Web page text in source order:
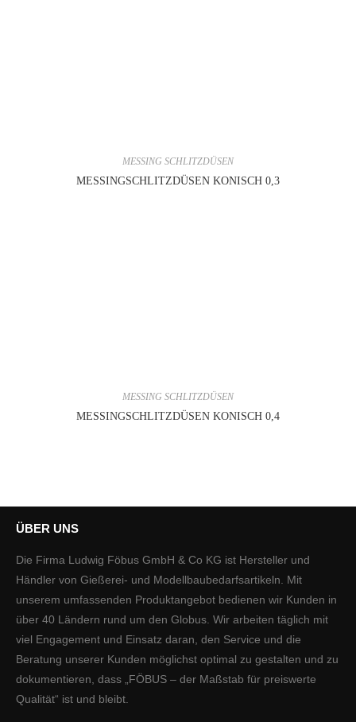
MESSING SCHLITZDÜSEN
MESSINGSCHLITZDÜSEN KONISCH 0,3
MESSING SCHLITZDÜSEN
MESSINGSCHLITZDÜSEN KONISCH 0,4
ÜBER UNS
Die Firma Ludwig Föbus GmbH & Co KG ist Hersteller und
Händler von Gießerei- und Modellbaubedarfsartikeln. Mit
unserem umfassenden Produktangebot bedienen wir Kunden in
über 40 Ländern rund um den Globus. Wir arbeiten täglich mit
viel Engagement und Einsatz daran, den Service und die
Beratung unserer Kunden möglichst optimal zu gestalten und zu
dokumentieren, dass „FÖBUS – der Maßstab für preiswerte
Qualität“ ist und bleibt.